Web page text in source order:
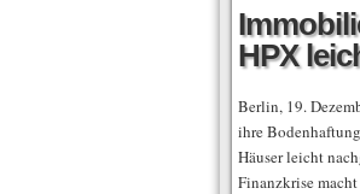
HPX
Berlin, 19.
ihre
Häuser leicht
Finanzkrise